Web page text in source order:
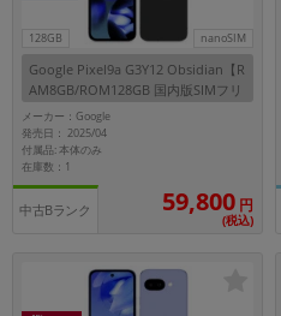
128GB nanoSIM
Google Pixel9a G3Y12 Obsidian【R
AM8GB/ROM128GB 国内版SIMフリ
ー】
メーカー：Google
発売日： 2025/04
付属品: 本体のみ
在庫数：1
中古Bランク 59,800 円
(税込)